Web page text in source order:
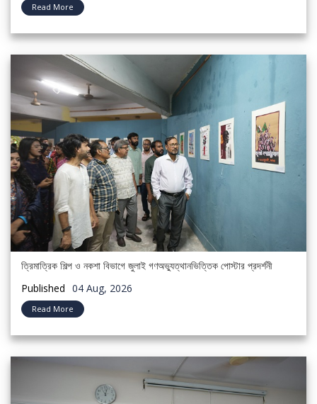
Read More
ত্রিমাত্রিক শিল্প ও নকশা বিভাগে জুলাই গণঅভ্যুত্থানভিত্তিক পোস্টার প্রদর্শনী
Published 04 Aug, 2026
Read More